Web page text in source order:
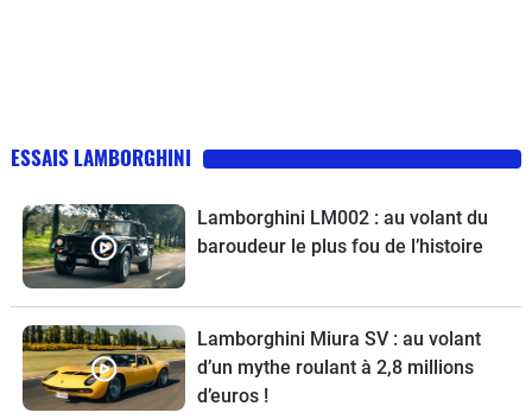
ESSAIS LAMBORGHINI
Lamborghini LM002 : au volant du
baroudeur le plus fou de l’histoire
Lamborghini Miura SV : au volant
d’un mythe roulant à 2,8 millions
d’euros !